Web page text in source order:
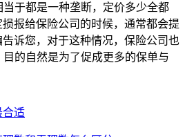
于都是一种垄断，定价多少全都
报给保险公司的时候，通常都会提
诉您，对于这种情况，保险公司也
的自然是为了促成更多的保单与
合适